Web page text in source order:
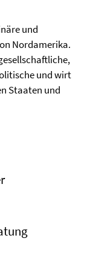
und
Nordamerika.
und wirt
Staaten und